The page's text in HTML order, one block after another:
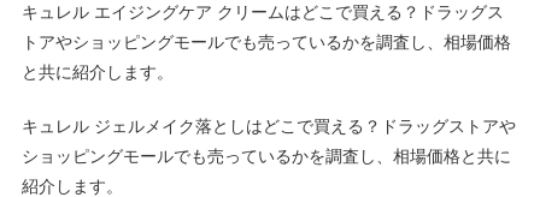
キュレル エイジングケア クリームはどこで買える？ドラッグス
トアやショッピングモールでも売っているかを調査し、相場価格
と共に紹介します。
キュレル ジェルメイク落としはどこで買える？ドラッグストアや
ショッピングモールでも売っているかを調査し、相場価格と共に
紹介します。